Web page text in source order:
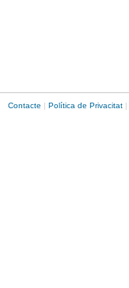
Contacte | Política de Privacitat |